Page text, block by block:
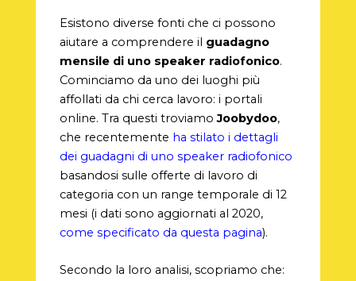
Esistono diverse fonti che ci possono
aiutare a comprendere il guadagno
mensile di uno speaker radiofonico.
Cominciamo da uno dei luoghi più
affollati da chi cerca lavoro: i portali
online. Tra questi troviamoJoobydoo,
che recentemente ha stilato i dettagli
dei guadagni di uno speaker radiofonico
basandosi sulle offerte di lavoro di
categoria con un range temporale di 12
mesi (i dati sono aggiornati al 2020,
come specificato da questa pagina).
Secondo la loro analisi, scopriamo che: